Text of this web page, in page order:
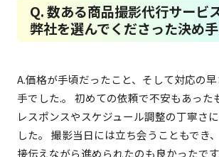
Q. 数ある商品撮影代行サービ
弊社を選んでくださった決め
A.価格が手頃だったこと、そして対応の
手でした.。 初めての依頼で不安もあった
レスポンスやスケジュール調整の丁寧さ
した。 撮影当日には立ち会うこともでき
接伝えながら進められたのも良かったです